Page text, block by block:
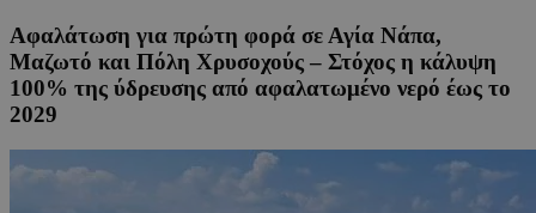
Αφαλάτωση για πρώτη φορά σε Αγία Νάπα,
Μαζωτό και Πόλη Χρυσοχούς – Στόχος η κάλυψη
100% της ύδρευσης από αφαλατωμένο νερό έως το
2029